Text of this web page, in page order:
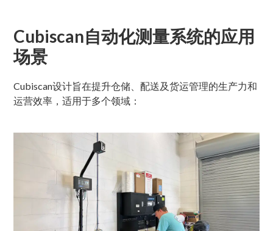
Cubiscan自动化测量系统的应用
场景
Cubiscan设计旨在提升仓储、配送及货运管理的生产力和
运营效率，适用于多个领域：